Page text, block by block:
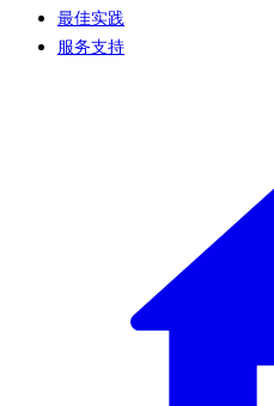
最佳实践
服务支持